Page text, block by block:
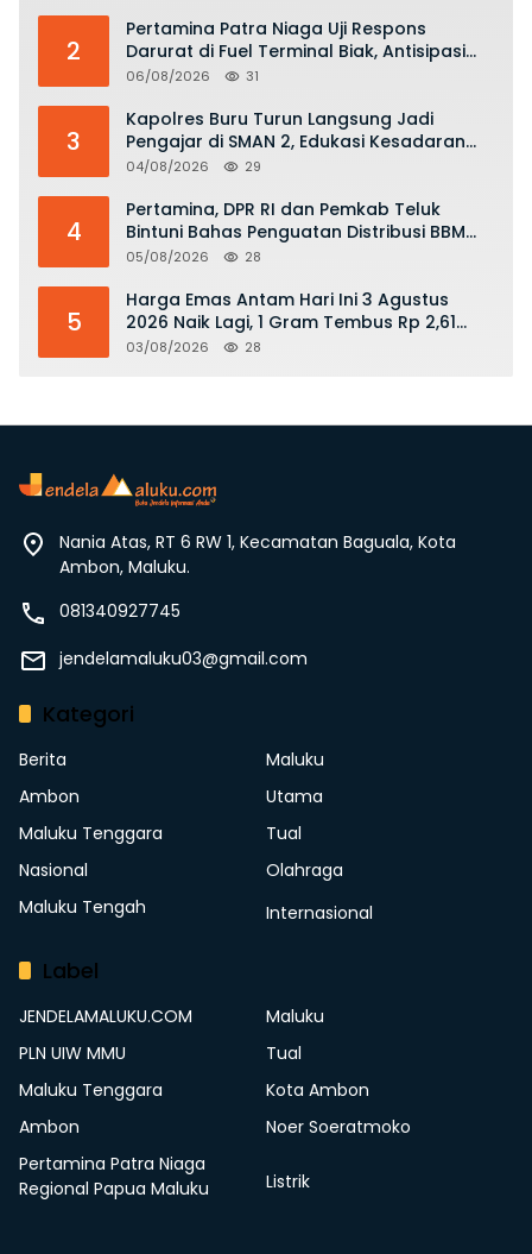
2
Pertamina Patra Niaga Uji Respons
Darurat di Fuel Terminal Biak, Antisipasi
Risiko Kebakaran dan Tumpahan BBM
06/08/2026 31
3
Kapolres Buru Turun Langsung Jadi
Pengajar di SMAN 2, Edukasi Kesadaran
Hukum dan Stop Kekerasan
04/08/2026 29
4
Pertamina, DPR RI dan Pemkab Teluk
Bintuni Bahas Penguatan Distribusi BBM
dan LPG
05/08/2026 28
5
Harga Emas Antam Hari Ini 3 Agustus
2026 Naik Lagi, 1 Gram Tembus Rp 2,61
Juta
03/08/2026 28
Nania Atas, RT 6 RW 1, Kecamatan Baguala, Kota
Ambon, Maluku.
081340927745
jendelamaluku03@gmail.com
Kategori
Berita
Maluku
Ambon
Utama
Maluku Tenggara
Tual
Nasional
Olahraga
Maluku Tengah
Internasional
Label
JENDELAMALUKU.COM
Maluku
PLN UIW MMU
Tual
Maluku Tenggara
Kota Ambon
Ambon
Noer Soeratmoko
Pertamina Patra Niaga
Regional Papua Maluku
Listrik